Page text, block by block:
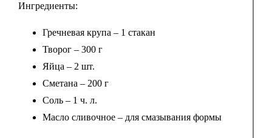
Ингредиенты:
Гречневая крупа – 1 стакан
Творог – 300 г
Яйца – 2 шт.
Сметана – 200 г
Соль – 1 ч. л.
Масло сливочное – для смазывания формы